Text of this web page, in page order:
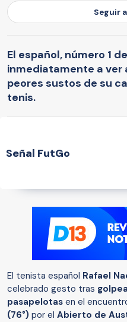
Seguir
El español, número 1
inmediatamente a ver
peores sustos de su
tenis.
Señal FutGo
El tenista español Rafael
celebrado gesto tras
pasapelotas en el
(76°) por el Abierto de